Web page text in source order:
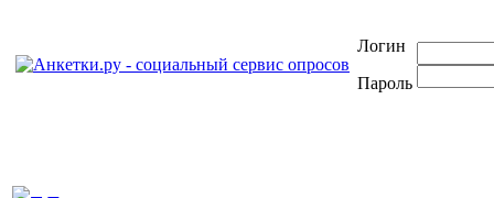
Логин
Пароль